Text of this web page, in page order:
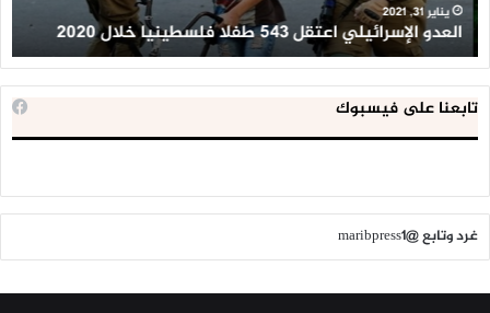
يناير 31, 2021
العدو الإسرائيلي اعتقل 543 طفلا فلسطينيا خلال 2020
تابعنا على فيسبوك
غرد وتابع @maribpress1